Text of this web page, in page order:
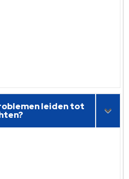
leiden tot